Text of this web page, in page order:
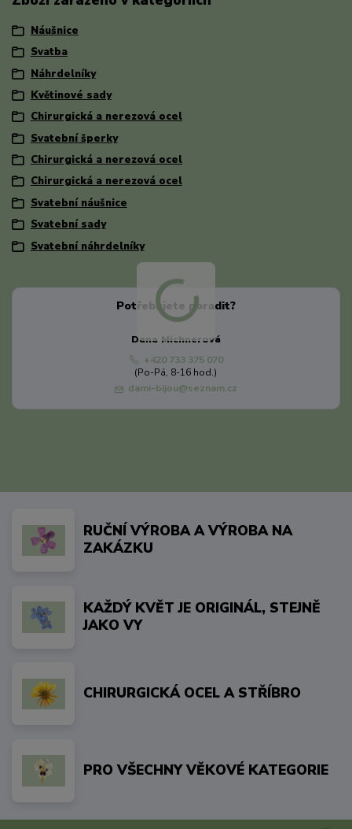
Náušnice
Svatba
Náhrdelníky
Květinové sady
Chirurgická a nerezová ocel
Svatební šperky
Chirurgická a nerezová ocel
Chirurgická a nerezová ocel
Svatební náušnice
Svatební sady
Svatební náhrdelníky
Potřebujete poradit?
Dana Michnerová
+420 733 375 070
(Po-Pá, 8-16 hod.)
dami-bijou@seznam.cz
RUČNÍ VÝROBA A VÝROBA NA
ZAKÁZKU
KAŽDÝ KVĚT JE ORIGINÁL, STEJNĚ
JAKO VY
CHIRURGICKÁ OCEL A STŘÍBRO
PRO VŠECHNY VĚKOVÉ KATEGORIE